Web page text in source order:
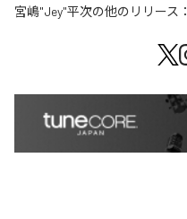
宮嶋"Jey"平次の他のリリース：